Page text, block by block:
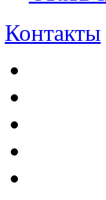
Контакты